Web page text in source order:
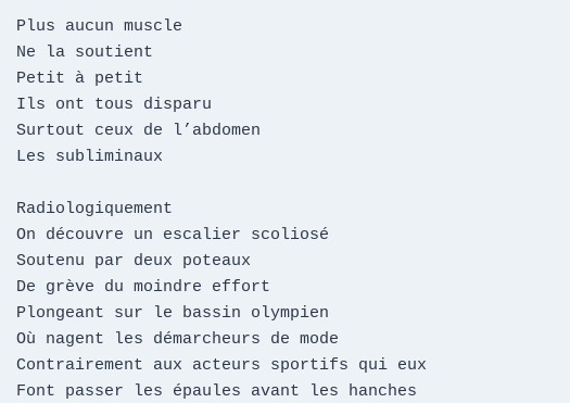
Plus aucun muscle
Ne la soutient
Petit à petit
Ils ont tous disparu
Surtout ceux de l’abdomen
Les subliminaux
Radiologiquement
On découvre un escalier scoliosé
Soutenu par deux poteaux
De grève du moindre effort
Plongeant sur le bassin olympien
Où nagent les démarcheurs de mode
Contrairement aux acteurs sportifs qui eux
Font passer les épaules avant les hanches